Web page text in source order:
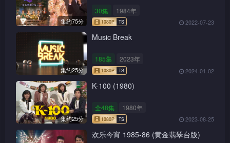
TS
集约75分
30集 1984年
2022-07-23
集约25分
Music Break
185集 2023年
2024-01-02
集约25分
K-100 (1980)
全48集 1980年
2023-08-25
欢乐今宵 1985-86 (黄金翡翠台版)